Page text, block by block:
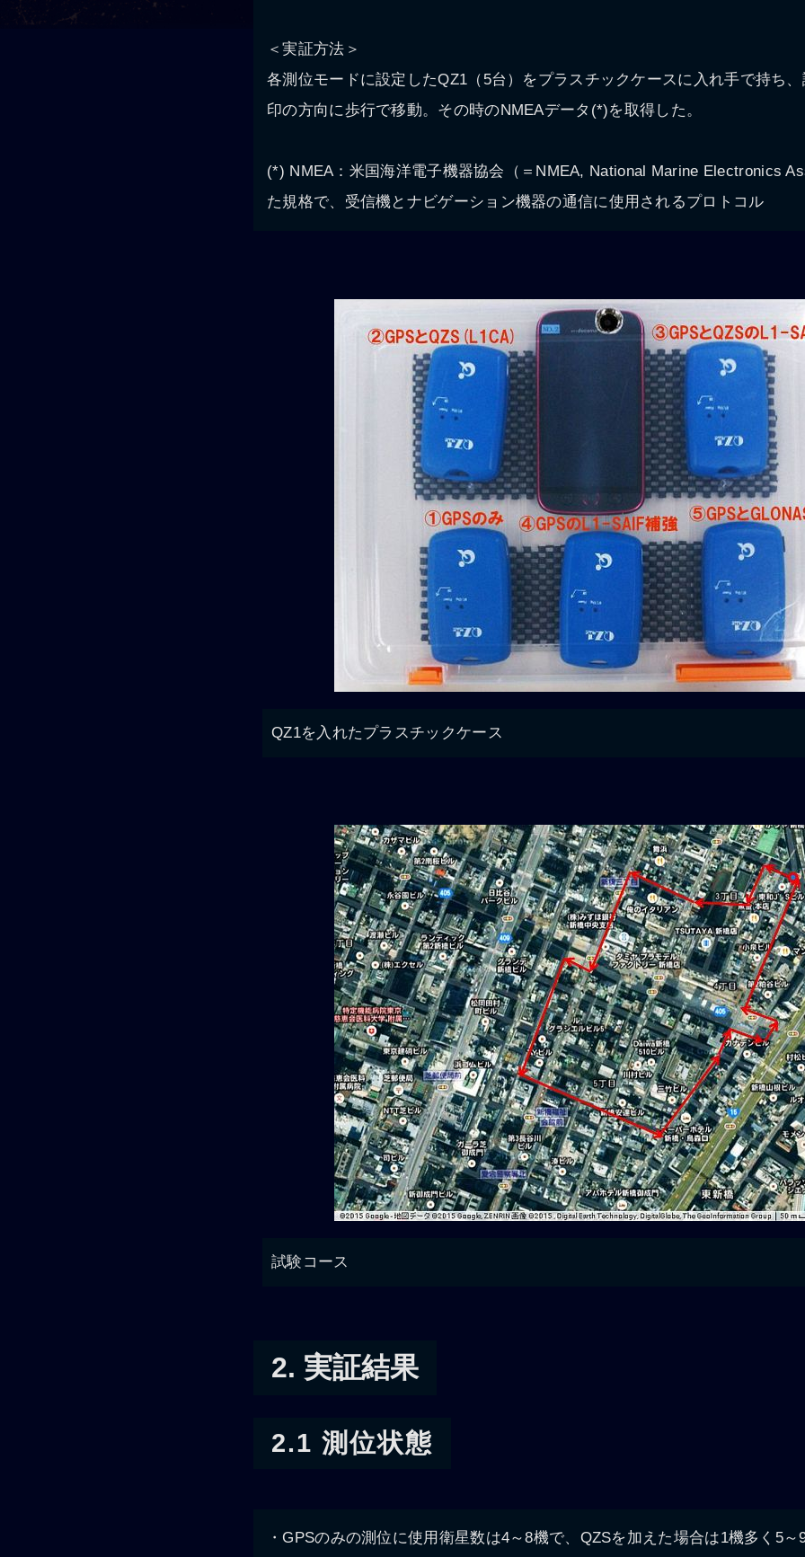
＜実証方法＞
各測位モードに設定したQZ1（5台）をプラスチックケースに入れ手で持ち
印の方向に歩行で移動。その時のNMEAデータ(*)を取得した。
(*) NMEA：米国海洋電子機器協会（＝NMEA, National Marine Electronics
た規格で、受信機とナビゲーション機器の通信に使用されるプロトコル
QZ1を入れたプラスチックケース
試験コース
2. 実証結果
2.1 測位状態
・GPSのみの測位に使用衛星数は4～8機で、QZSを加えた場合は1機多く5